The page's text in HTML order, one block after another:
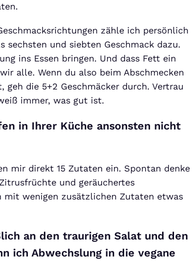
zähle ich persönlich
sechsten und siebten Geschmack dazu.
ins Essen bringen. Und dass Fett ein
alle. Wenn du also beim Abschmecken
die 5+2 Geschmäcker durch. Vertrau
immer, was gut ist.
in Ihrer Küche ansonsten nicht
mir direkt 15 Zutaten ein. Spontan denke
und geräuchertes
mit wenigen zusätzlichen Zutaten etwas
an den traurigen Salat und den
ich Abwechslung in die vegane